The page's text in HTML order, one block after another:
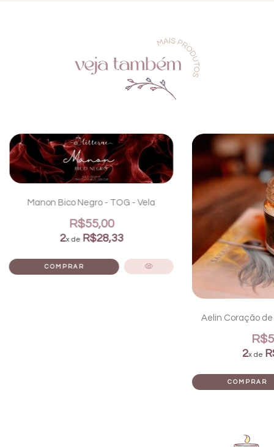
Manon Bico Negro - TOG - Vela
R$55,00
2x de R$28,33
Aelin Coração de
2x de